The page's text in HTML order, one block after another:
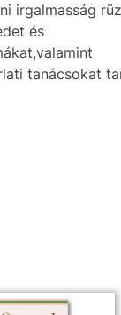
irgalmasság
és
tanácsokat